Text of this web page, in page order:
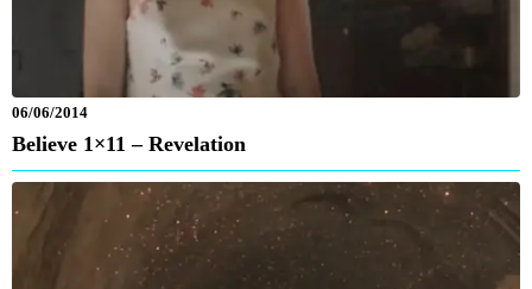
06/06/2014
Believe 1×11 – Revelation